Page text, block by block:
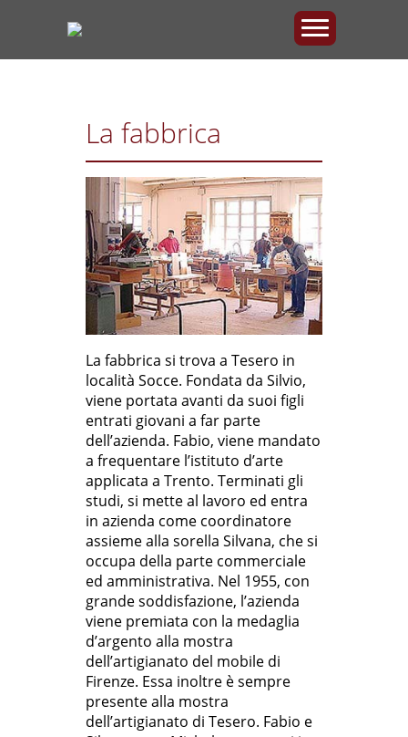
La fabbrica
La fabbrica si trova a Tesero in
località Socce. Fondata da Silvio,
viene portata avanti da suoi figli
entrati giovani a far parte
dell’azienda. Fabio, viene mandato
a frequentare l’istituto d’arte
applicata a Trento. Terminati gli
studi, si mette al lavoro ed entra
in azienda come coordinatore
assieme alla sorella Silvana, che si
occupa della parte commerciale
ed amministrativa. Nel 1955, con
grande soddisfazione, l’azienda
viene premiata con la medaglia
d’argento alla mostra
dell’artigianato del mobile di
Firenze. Essa inoltre è sempre
presente alla mostra
dell’artigianato di Tesero. Fabio e